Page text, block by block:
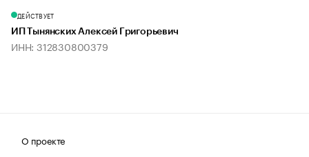
ДЕЙСТВУЕТ
ИП Тынянских Алексей Григорьевич
ИНН: 312830800379
О проекте